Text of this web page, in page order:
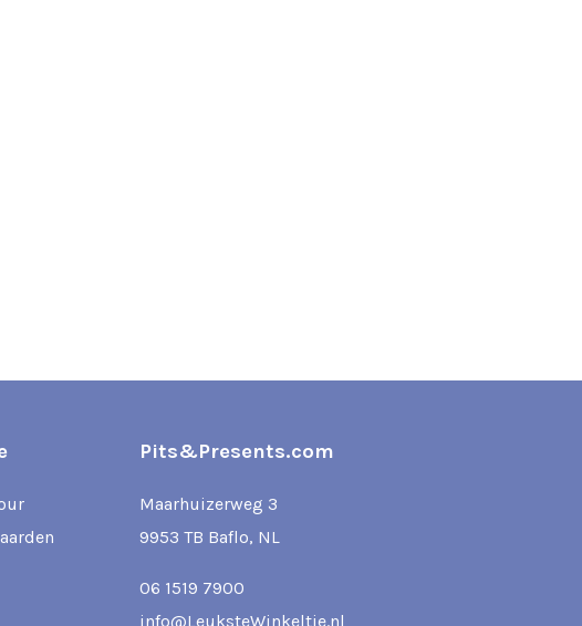
Pits&Presents.com
Maarhuizerweg 3
9953 TB Baflo, NL
06 1519 7900
info@LeuksteWinkeltje.nl